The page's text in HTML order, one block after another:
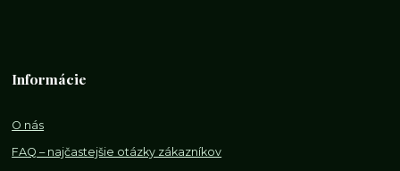
Informácie
O nás
FAQ – najčastejšie otázky zákazníkov